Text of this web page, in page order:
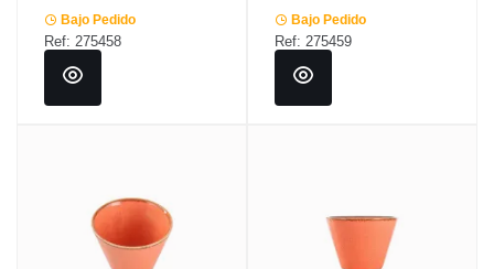
Bajo Pedido
Ref: 275458
Bajo Pedido
Ref: 275459